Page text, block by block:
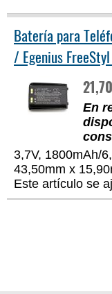
Batería para
/ Egenius
En
3,7V, 1800mAh/
43,50mm x
Este artículo se